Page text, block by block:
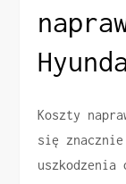
Koszty
się
uszkodzenia